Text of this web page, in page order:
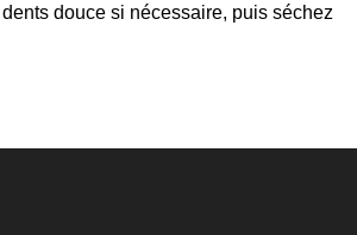
douce si nécessaire, puis séchez